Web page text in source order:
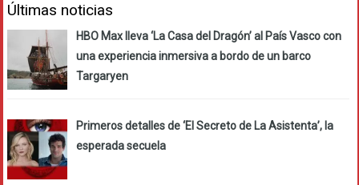
Últimas noticias
HBO Max lleva ‘La Casa del Dragón’ al País Vasco con
una experiencia inmersiva a bordo de un barco
Targaryen
Primeros detalles de ‘El Secreto de La Asistenta’, la
esperada secuela